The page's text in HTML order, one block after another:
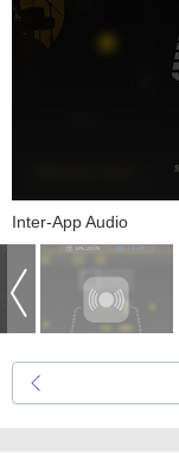
Inter-App Audio